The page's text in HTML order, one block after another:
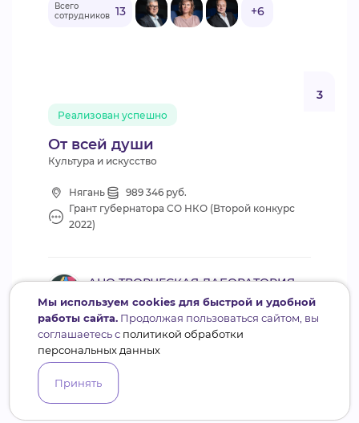
Всего
сотрудников 13 +6
От всей души
Реализован успешно
3
Культура и искусство
Нягань
989 346 руб.
Грант губернатора СО НКО (Второй конкурс
2022)
АНО ТВОРЧЕСКАЯ ЛАБОРАТОРИЯ
АРТ ПРОЕКТ
Всего
13
Мы используем cookies для быстрой и удобной
работы сайта. Продолжая пользоваться сайтом, вы
соглашаетесь с политикой обработки
персональных данных
Принять